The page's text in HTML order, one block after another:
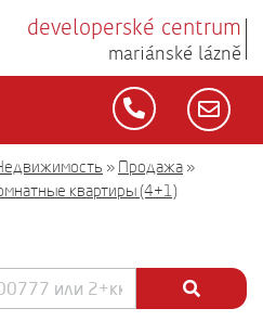
developerské centrum
mariánské lázně
» Продажа »
квартиры (4+1)